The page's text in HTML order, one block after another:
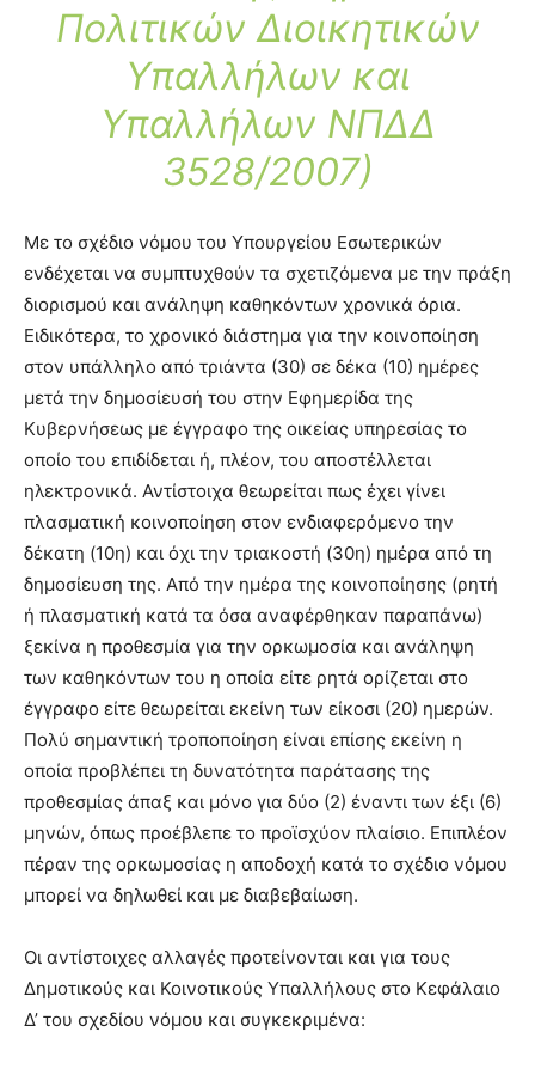
Πολιτικών Διοικητικών
Υπαλλήλων και
Υπαλλήλων ΝΠΔΔ
3528/2007)
Με το σχέδιο νόμου του Υπουργείου Εσωτερικών
ενδέχεται να συμπτυχθούν τα σχετιζόμενα με την πράξη
διορισμού και ανάληψη καθηκόντων χρονικά όρια.
Ειδικότερα, το χρονικό διάστημα για την κοινοποίηση
στον υπάλληλο από τριάντα (30) σε δέκα (10) ημέρες
μετά την δημοσίευσή του στην Εφημερίδα της
Κυβερνήσεως με έγγραφο της οικείας υπηρεσίας το
οποίο του επιδίδεται ή, πλέον, του αποστέλλεται
ηλεκτρονικά. Αντίστοιχα θεωρείται πως έχει γίνει
πλασματική κοινοποίηση στον ενδιαφερόμενο την
δέκατη (10η) και όχι την τριακοστή (30η) ημέρα από τη
δημοσίευση της. Από την ημέρα της κοινοποίησης (ρητή
ή πλασματική κατά τα όσα αναφέρθηκαν παραπάνω)
ξεκίνα η προθεσμία για την ορκωμοσία και ανάληψη
των καθηκόντων του η οποία είτε ρητά ορίζεται στο
έγγραφο είτε θεωρείται εκείνη των είκοσι (20) ημερών.
Πολύ σημαντική τροποποίηση είναι επίσης εκείνη η
οποία προβλέπει τη δυνατότητα παράτασης της
προθεσμίας άπαξ και μόνο για δύο (2) έναντι των έξι (6)
μηνών, όπως προέβλεπε το προϊσχύον πλαίσιο. Επιπλέον
πέραν της ορκωμοσίας η αποδοχή κατά το σχέδιο νόμου
μπορεί να δηλωθεί και με διαβεβαίωση.
Οι αντίστοιχες αλλαγές προτείνονται και για τους
Δημοτικούς και Κοινοτικούς Υπαλλήλους στο Κεφάλαιο
Δ’ του σχεδίου νόμου και συγκεκριμένα: